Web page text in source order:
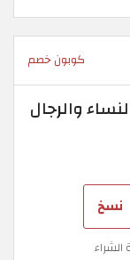
كوبون خصم
النساء والرجال
نسخ